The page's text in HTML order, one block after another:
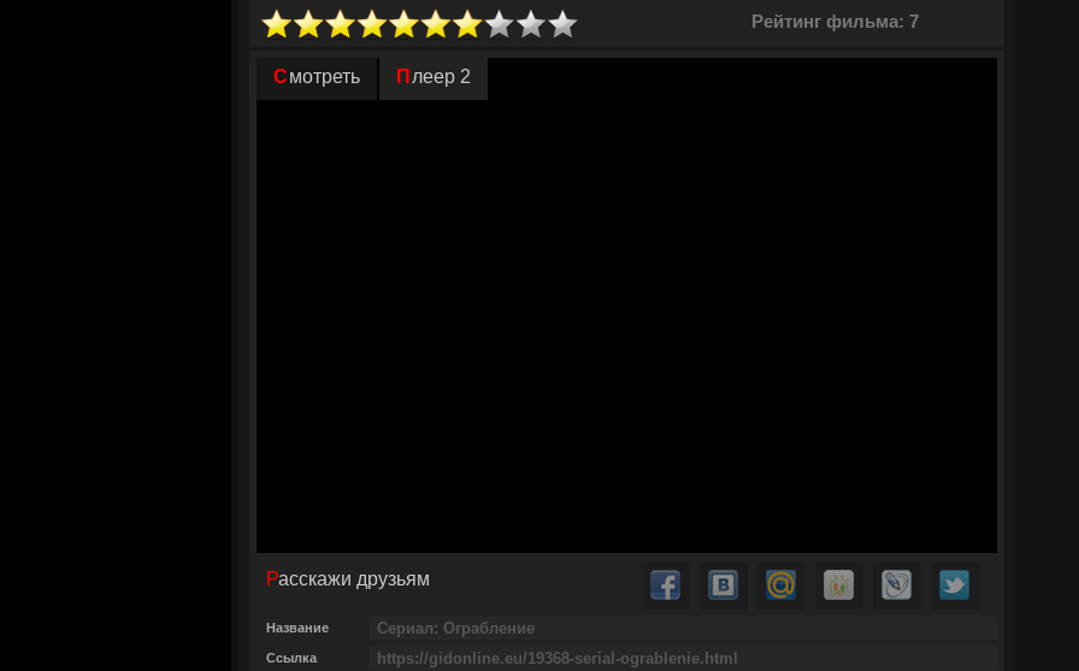
На место происшествия был незамедлительно вызван наряд полиции. Расследование запутанного
дела достается детективу Рису. Мужчина с энтузиазмом принимается за работу. Однако довести
начатое до ума ему мешают собственные проблемы. Мужчина вынужден бороться с тяжелой формой
лудомании. В это же время ограблением начинают интересоваться сотрудники британской службы
безопасности. Непонятно для чего, они открывают охоту на главную свидетельницу — Зару. Ей
Рейтинг фильма: 7
Смотреть Плеер 2
Расскажи друзьям
Название
Ссылка